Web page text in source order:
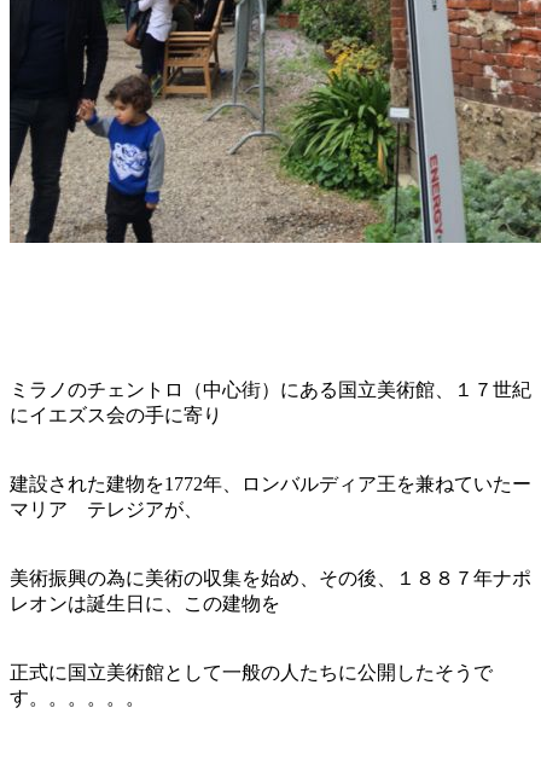
ミラノのチェントロ（中心街）にある国立美術館、１７世紀
にイエズス会の手に寄り
建設された建物を1772年、ロンバルディア王を兼ねていたー
マリア テレジアが、
美術振興の為に美術の収集を始め、その後、１８８７年ナポ
レオンは誕生日に、この建物を
正式に国立美術館として一般の人たちに公開したそうで
す。。。。。。